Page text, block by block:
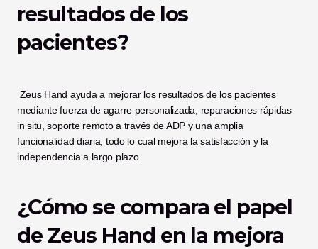
resultados de los
pacientes?
mediante fuerza de agarre personalizada, reparaciones rápidas
in situ, soporte remoto a través de ADP y una amplia
funcionalidad diaria, todo lo cual mejora la satisfacción y la
independencia a largo plazo.
¿Cómo se compara el papel
de Zeus Hand en la mejora